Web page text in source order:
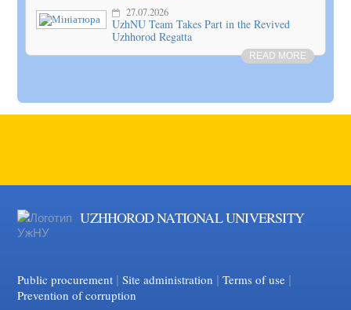
27.07.2026
UzhNU Team Takes Part in the Revived
Uzhhorod Regatta
READ MORE
UZHHOROD NATIONAL UNIVERSITY
Facebook
Public procurement | Site administration | Terms of use |
Prevention of corruption